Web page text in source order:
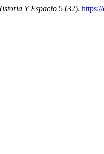
Y Espacio 5 (32).